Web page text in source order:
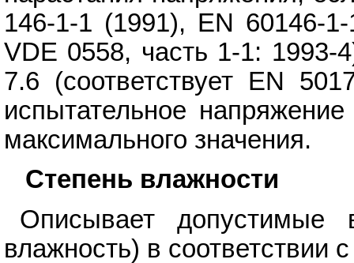
146-1-1 (1991), EN 60146-
VDE 0558, часть 1-1: 1993-
7.6 (соответствует EN
испытательное
максимального значения.
Степень влажности
Описывает допустимые
влажность) в соответствии